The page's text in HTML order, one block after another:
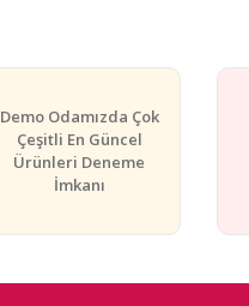
Demo Odamızda Çok
Çeşitli En Güncel
Ürünleri Deneme
İmkanı